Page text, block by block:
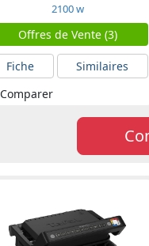
2100 w
Offres de Vente (3)
Fiche
Similaires
Comparer